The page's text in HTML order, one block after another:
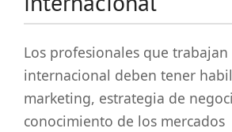
Los profesionales que
internacional deben tener
marketing, estrategia de
conocimiento de los mercados